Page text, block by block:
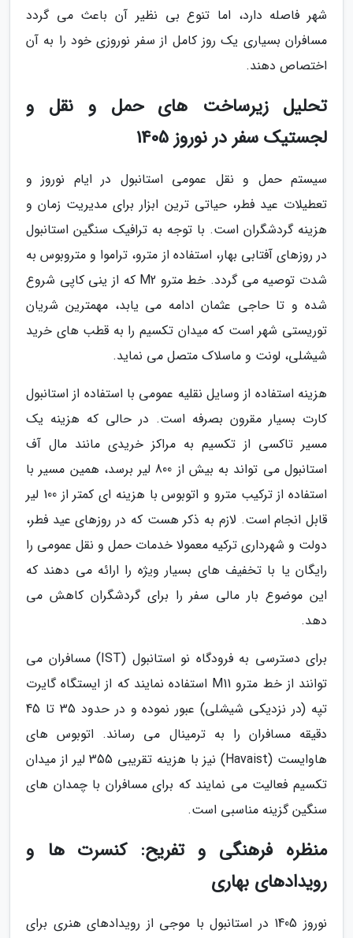
شهر فاصله دارد، اما تنوع بی نظیر آن باعث می گردد
مسافران بسیاری یک روز کامل از سفر نوروزی خود را به آن
اختصاص دهند.
تحلیل زیرساخت های حمل و نقل و
لجستیک سفر در نوروز 1405
سیستم حمل و نقل عمومی استانبول در ایام نوروز و
تعطیلات عید فطر، حیاتی ترین ابزار برای مدیریت زمان و
هزینه گردشگران است. با توجه به ترافیک سنگین استانبول
در روزهای آفتابی بهار، استفاده از مترو، تراموا و متروبوس به
شدت توصیه می گردد. خط مترو M2 که از ینی کاپی شروع
شده و تا حاجی عثمان ادامه می یابد، مهمترین شریان
توریستی شهر است که میدان تکسیم را به قطب های خرید
شیشلی، لونت و ماسلاک متصل می نماید.
هزینه استفاده از وسایل نقلیه عمومی با استفاده از استانبول
کارت بسیار مقرون بصرفه است. در حالی که هزینه یک
مسیر تاکسی از تکسیم به مراکز خریدی مانند مال آف
استانبول می تواند به بیش از 800 لیر برسد، همین مسیر با
استفاده از ترکیب مترو و اتوبوس با هزینه ای کمتر از 100 لیر
قابل انجام است. لازم به ذکر هست که در روزهای عید فطر،
دولت و شهرداری ترکیه معمولا خدمات حمل و نقل عمومی را
رایگان یا با تخفیف های بسیار ویژه را ارائه می دهند که
این موضوع بار مالی سفر را برای گردشگران کاهش می
دهد.
برای دسترسی به فرودگاه نو استانبول (IST) مسافران می
توانند از خط مترو M11 استفاده نمایند که از ایستگاه گایرت
تپه (در نزدیکی شیشلی) عبور نموده و در حدود 35 تا 45
دقیقه مسافران را به ترمینال می رساند. اتوبوس های
هاوایست (Havaist) نیز با هزینه تقریبی 355 لیر از میدان
تکسیم فعالیت می نمایند که برای مسافران با چمدان های
سنگین گزینه مناسبی است.
منظره فرهنگی و تفریح: کنسرت ها و
رویدادهای بهاری
نوروز 1405 در استانبول با موجی از رویدادهای هنری برای